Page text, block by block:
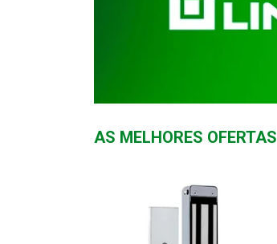
AS MELHORES OFERTAS